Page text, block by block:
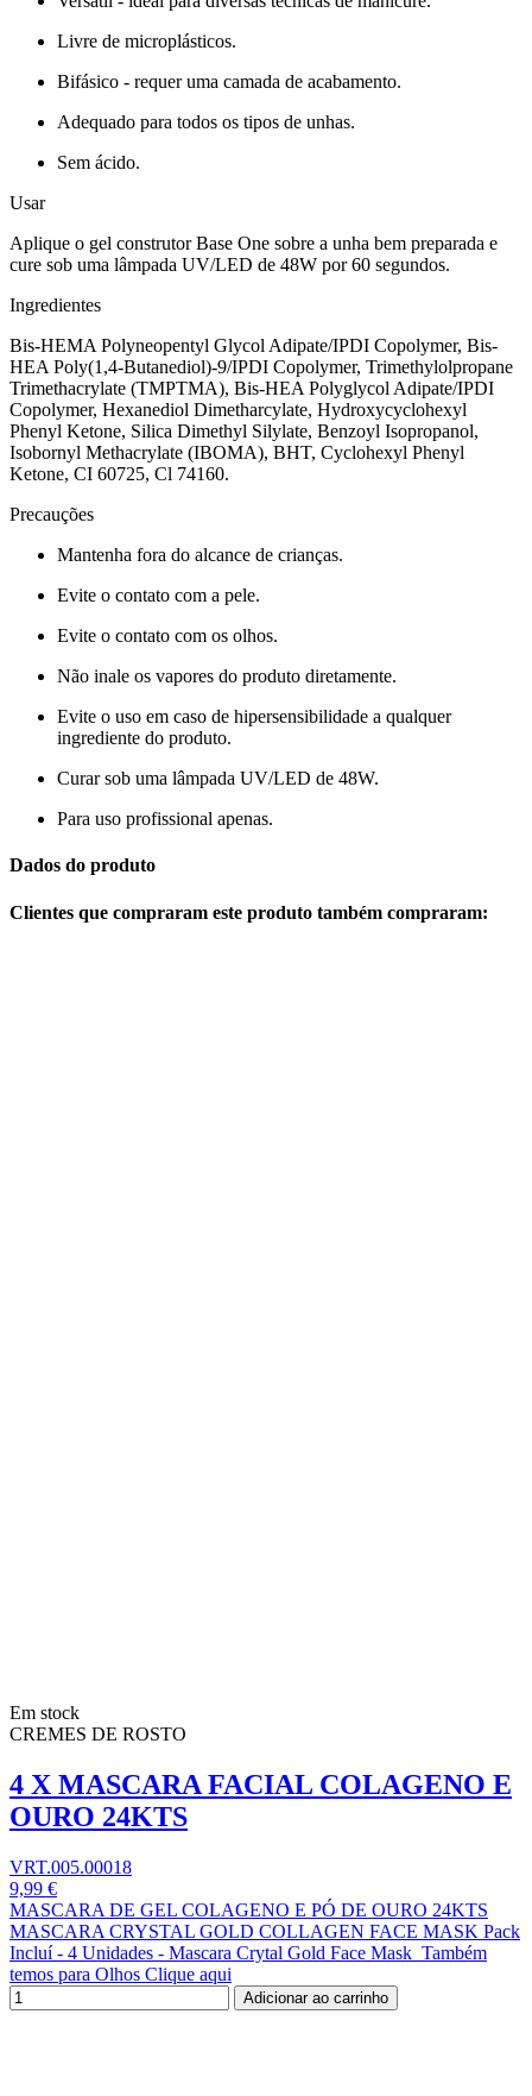
Livre de microplásticos.
Bifásico - requer uma camada de acabamento.
Adequado para todos os tipos de unhas.
Sem ácido.
Usar
Aplique o gel construtor Base One sobre a unha bem preparada e
cure sob uma lâmpada UV/LED de 48W por 60 segundos.
Ingredientes
Bis-HEMA Polyneopentyl Glycol Adipate/IPDI Copolymer, Bis-
HEA Poly(1,4-Butanediol)-9/IPDI Copolymer, Trimethylolpropane
Trimethacrylate (TMPTMA), Bis-HEA Polyglycol Adipate/IPDI
Copolymer, Hexanediol Dimetharcylate, Hydroxycyclohexyl
Phenyl Ketone, Silica Dimethyl Silylate, Benzoyl Isopropanol,
Isobornyl Methacrylate (IBOMA), BHT, Cyclohexyl Phenyl
Ketone, CI 60725, Cl 74160.
Precauções
Mantenha fora do alcance de crianças.
Evite o contato com a pele.
Evite o contato com os olhos.
Não inale os vapores do produto diretamente.
Evite o uso em caso de hipersensibilidade a qualquer
ingrediente do produto.
Curar sob uma lâmpada UV/LED de 48W.
Para uso profissional apenas.
Dados do produto
Clientes que compraram este produto também compraram:
Em stock
CREMES DE ROSTO
4 X MASCARA FACIAL COLAGENO E
OURO 24KTS
VRT.005.00018
9,99 €
MASCARA DE GEL COLAGENO E PÓ DE OURO 24KTS
MASCARA CRYSTAL GOLD COLLAGEN FACE MASK Pack
Incluí - 4 Unidades - Mascara Crytal Gold Face Mask Também
temos para Olhos Clique aqui
Adicionar ao carrinho